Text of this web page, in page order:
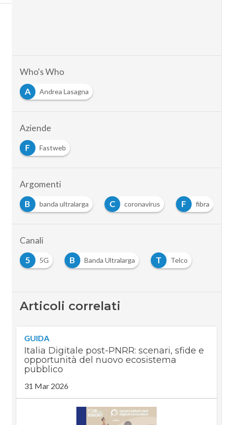
Who's Who
A
Andrea Lasagna
Aziende
F
Fastweb
Argomenti
B banda ultralarga C coronavirus F fibra
Canali
5
5G B Banda Ultralarga T Telco
Articoli correlati
GUIDA
Italia Digitale post-PNRR: scenari, sfide e
opportunità del nuovo ecosistema
pubblico
31 Mar 2026